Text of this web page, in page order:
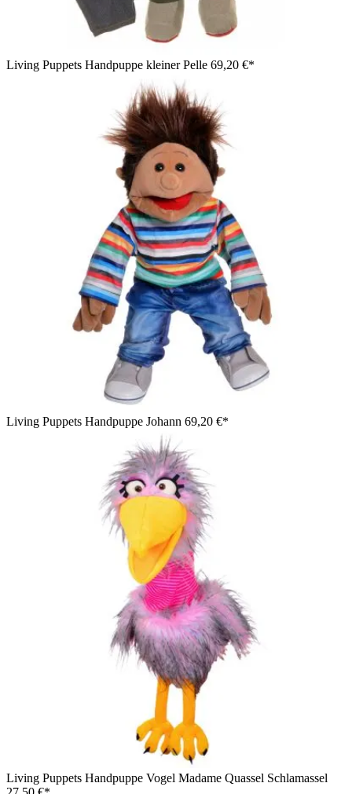
Living Puppets Handpuppe kleiner Pelle 69,20 €*
Living Puppets Handpuppe Johann 69,20 €*
Living Puppets Handpuppe Vogel Madame Quassel Schlamassel